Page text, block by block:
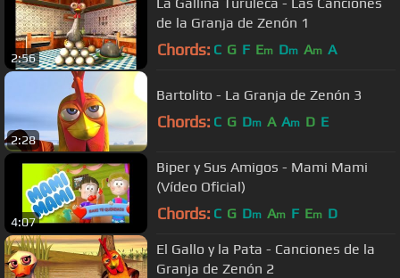
2:56
de la Granja de Zenón 1
Chords: C G F Em Dm Am A
2:28
Bartolito - La Granja de Zenón 3
Chords: C G Dm A Am D E
4:07
Biper y Sus Amigos - Mami Mami
(Vídeo Oficial)
Chords: C G Dm Am F Em D
El Gallo y la Pata - Canciones de la
Granja de Zenón 2